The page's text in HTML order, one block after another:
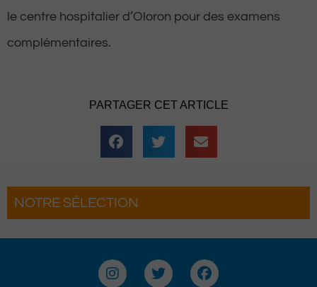
le centre hospitalier d’Oloron pour des examens
complémentaires.
PARTAGER CET ARTICLE
NOTRE SÉLECTION
la Brouette
Pau : La Fête du Roi
pour une troisième
I
n
T
w
F
a